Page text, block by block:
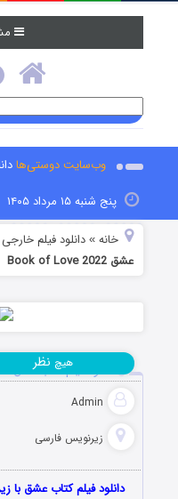
وب‌سایت دوستی‌ها
پنج شنبه ۱۵ مرداد ۱۴۰۵
خانه »دانلود فیلم خارجی
عشق Book of Love 2022
دانلود فیلم کتاب عشق Book of Love 2022
Admin
زیرنویس فارسی
هیچ نظر